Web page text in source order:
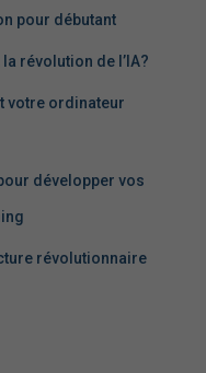
pour débutant
révolution de l’IA?
votre ordinateur
développer vos
révolutionnaire